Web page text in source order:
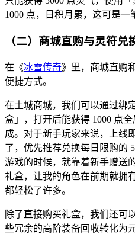
1000 点，日积月累，这可是一
（二）商城直购与灵符兑
在《冰雪传奇》里，商城直购
便捷方式。
在土城商城，我们可以通过绑
盒」，打开后能获得 1000 点
成。对于新手玩家来说，上线
了，优先推荐兑换每日限购的
游戏的时候，就靠着新手赠送
礼盒，让我的角色在前期就拥
都轻松了许多。
除了直接购买礼盒，我们还可
些冗余的高阶装备回收转化为